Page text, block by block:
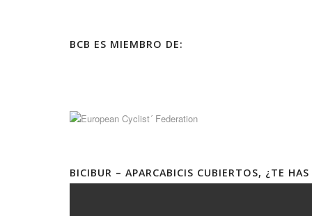
BCB ES MIEMBRO DE:
BICIBUR – APARCABICIS CUBIERTOS, ¿TE